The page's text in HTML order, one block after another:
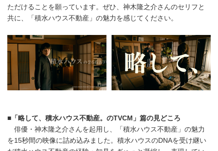
ただけることを願っています。ぜひ、神木隆之介さんのセリフと
共に、「積水ハウス不動産」の魅力を感じてください。
■ 「略して、積水ハウス不動産。のTVCM 」篇の見どころ
俳優・神木隆之介さんを起用し、「積水ハウス不動産」の魅力
を15秒間の映像に詰め込みました。積水ハウスのDNAを受け継い